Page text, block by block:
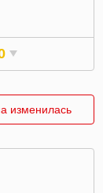
изменилась